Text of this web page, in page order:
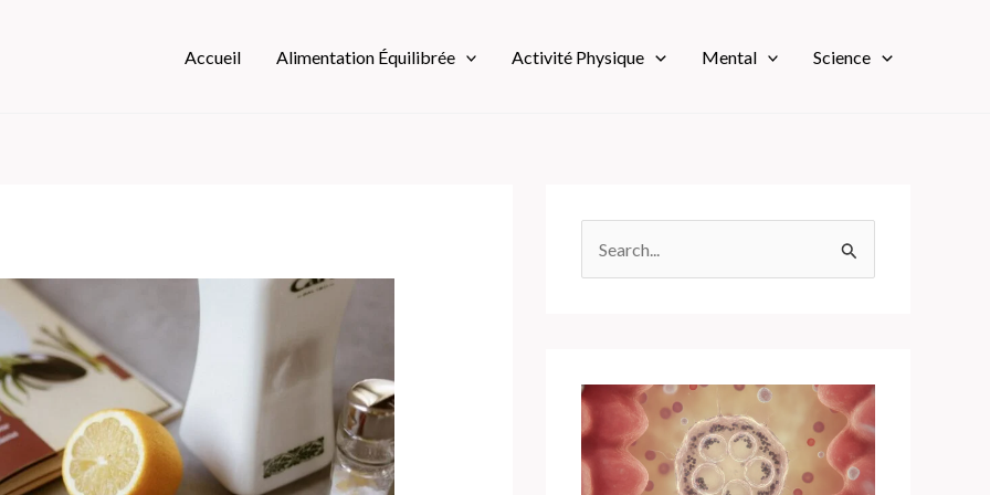
Accueil Alimentation Équilibrée Activité Physique Mental Science
r
c